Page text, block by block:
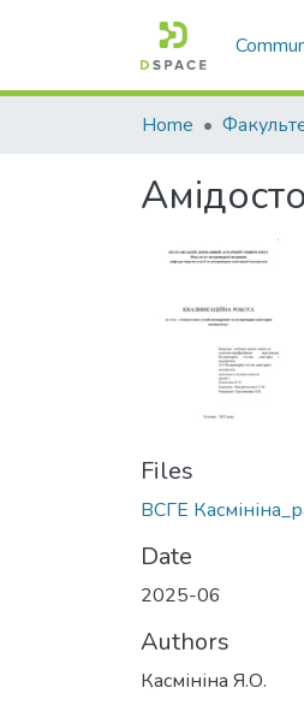
Home
Files
ВСГЕ
Date
2025-06
Authors
Касмініна Я.О.